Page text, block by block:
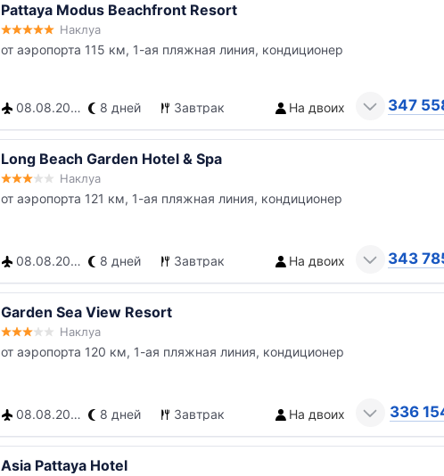
Pattaya Modus Beachfront Resort
Наклуа
от аэропорта 115 км, 1-ая пляжная линия, кондиционер
08.08.2026 8 дней Завтрак На двоих 347
Long Beach Garden Hotel & Spa
Наклуа
от аэропорта 121 км, 1-ая пляжная линия, кондиционер
08.08.2026 8 дней Завтрак На двоих 343
Garden Sea View Resort
Наклуа
от аэропорта 120 км, 1-ая пляжная линия, кондиционер
08.08.2026 8 дней Завтрак На двоих 336
Asia Pattaya Hotel